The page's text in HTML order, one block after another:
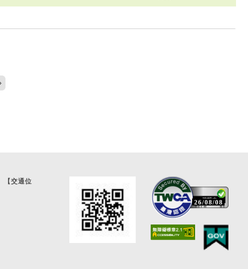
【交通位
26/08/08